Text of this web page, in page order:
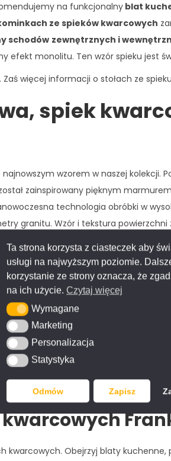
Ta strona korzysta z ciasteczek aby
usługi na najwyższym poziomie.
korzystanie ze strony oznacza, że
na ich użycie. Czytaj więcej
WymaganeWymagane
MarketingMarketing
Personalizacja
Personalizacja
StatystykaStatystyka
Odmów Zapisz
na funkcjonalny blat
ze spieków kwarcowych
schodów zewnętrznych i
efekt monolitu. Ten wzór spieku jest
Zaś więcej informacji o stołach ze
spiek
wzorem w naszej
zainspirowany pięknym
technologia obróbki w
granitu. Wzór i tekstura
niezwykła odporność na
Jest w pełni odporny na
marmurowego Franko cechuje
jest bajecznie łatwy w codziennej
Spiek kwarcowy jest ponadto
jego powierzchni nie namnażają się
320 x 160 cm . Zapytaj o inne
kwarcowych. Obejrzyj blaty